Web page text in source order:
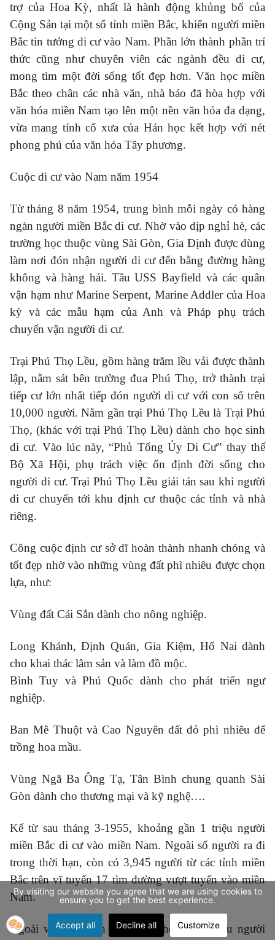
trợ của Hoa Kỳ, nhất là hành động khủng bố của
Cộng Sản tại một số tỉnh miền Bắc, khiến người miền
Bắc tin tưởng di cư vào Nam. Phần lớn thành phần trí
thức cũng như chuyên viên các ngành đều di cư,
mong tìm một đời sống tốt đẹp hơn. Văn học miền
Bắc theo chân các nhà văn, nhà báo đã hòa hợp với
văn hóa miền Nam tạo lên một nền văn hóa đa dạng,
vừa mang tính cổ xưa của Hán học kết hợp với nét
phong phú của văn hóa Tây phương.
Cuộc di cư vào Nam năm 1954
Từ tháng 8 năm 1954, trung bình mỗi ngày có hàng
ngàn người miền Bắc di cư. Nhờ vào dịp nghỉ hè, các
trường học thuộc vùng Sài Gòn, Gia Định được dùng
làm nơi đón nhận người di cư đến bằng đường hàng
không và hàng hải. Tầu USS Bayfield và các quân
vận hạm như Marine Serpent, Marine Addler của Hoa
kỳ và các mẫu hạm của Anh và Pháp phụ trách
chuyển vận người di cư.
Trại Phú Thọ Lều, gồm hàng trăm lều vải được thành
lập, nằm sát bên trường đua Phú Thọ, trở thành trại
tiếp cư lớn nhất tiếp đón người di cư với con số trên
10,000 người. Nằm gần trại Phú Thọ Lều là Trại Phú
Thọ, (khác với trại Phú Thọ Lều) dành cho học sinh
di cư. Vào lúc này, “Phủ Tổng Ủy Di Cư” thay thế
Bộ Xã Hội, phụ trách việc ổn định đời sống cho
người di cư. Trại Phú Thọ Lều giải tán sau khi người
di cư chuyển tới khu định cư thuộc các tỉnh và nhà
riêng.
Công cuộc định cư sở dĩ hoàn thành nhanh chóng và
tốt đẹp nhờ vào những vùng đất phì nhiêu được chọn
lựa, như:
Vùng đất Cái Sắn dành cho nông nghiệp.
Long Khánh, Định Quán, Gia Kiệm, Hố Nai dành
cho khai thác lâm sản và làm đồ mộc.
Bình Tuy và Phú Quốc dành cho phát triển ngư
nghiệp.
Ban Mê Thuột và Cao Nguyên đất đỏ phì nhiêu để
trồng hoa mầu.
Vùng Ngã Ba Ông Tạ, Tân Bình chung quanh Sài
Gòn dành cho thương mại và kỹ nghệ….
Kể từ sau tháng 3-1955, khoảng gần 1 triệu người
miền Bắc di cư vào miền Nam. Ngoài số người ra đi
trong thời hạn, còn có 3,945 người từ các tỉnh miền
Bắc trên vĩ tuyến 17 tìm đường vượt tuyến vào miền
Nam.
Ngoài việc ổn định đời sống cho gần 1 triệu người
By visiting our website you agree that we are using cookies to
ensure you to get the best experience.
Accept all Decline all Customize